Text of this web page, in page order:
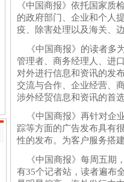
《中国商报》依托国家质
的政府部门、企业和个人
疫、除害处理以及海关、
《中国商报》的读者多
管理者、商务经理人、进
对外进行信息和资讯的发
交流与合作、企业经营、
涉外经贸信息和资讯的首
《中国商报》再针对企
踪等方面的广告发布具有
性的发布。为客户服务搭
《中国商报》每周五期
有35个记者站，读者遍布